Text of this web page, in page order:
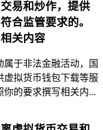
易和炒作，提供
合监管要求的。
关内容
于非法金融活动，国
虚拟货币钱包下载等服
的要求撰写相关内...